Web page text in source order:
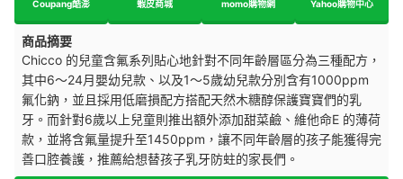
Coupang酷澎 蝦皮商城 momo購物網 Yahoo購物中心
商品摘要
Chicco 的兒童含氟系列貼心地針對不同年齡層區分為三種配方，
其中6～24月嬰幼兒款、以及1～5歲幼兒款分別含有1000ppm
氟化鈉，並且採用低磨損配方搭配天然木糖醇保護寶寶們的乳
牙。而針對6歲以上兒童則推出額外添加甜菜鹼、維他命E 的薄荷
款，並將含氟量提升至1450ppm，讓不同年齡層的孩子能獲得完
善口腔養護，推薦給想替孩子乳牙防蛀的家長們。